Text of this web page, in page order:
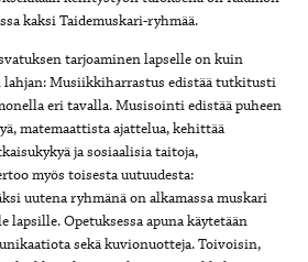
kaksi Taidemuskari-ryhmää.
tarjoaminen lapselle on kuin
lahjan: Musiikkiharrastus edistää tutkitusti
eri tavalla. Musisointi edistää puheen
matemaattista ajattelua, kehittää
ja sosiaalisia taitoja,
myös toisesta uutuudesta:
uutena ryhmänä on alkamassa muskari
Opetuksessa apuna käytetään
sekä kuvionuotteja. Toivoisin,